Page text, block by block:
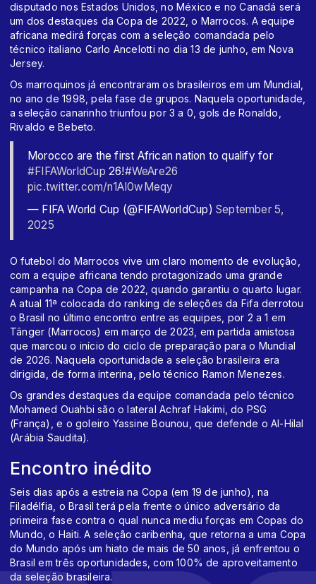
disputado nos Estados Unidos, no México e no Canadá será
um dos destaques da Copa de 2022, o Marrocos. A equipe
africana medirá forças com a seleção comandada pelo
técnico italiano Carlo Ancelotti no dia 13 de junho, em Nova
Jersey.
Os marroquinos já encontraram os brasileiros em um Mundial,
no ano de 1998, pela fase de grupos. Naquela oportunidade,
a seleção canarinho triunfou por 3 a 0, gols de Ronaldo,
Rivaldo e Bebeto.
Morocco are the first African nation to qualify for
#FIFAWorldCup 26!#WeAre26
pic.twitter.com/n1AI0wMeqy
— FIFA World Cup (@FIFAWorldCup) September 5,
2025
O futebol do Marrocos vive um claro momento de evolução,
com a equipe africana tendo protagonizado uma grande
campanha na Copa de 2022, quando garantiu o quarto lugar.
A atual 11ª colocada do ranking de seleções da Fifa derrotou
o Brasil no último encontro entre as equipes, por 2 a 1 em
Tânger (Marrocos) em março de 2023, em partida amistosa
que marcou o início do ciclo de preparação para o Mundial
de 2026. Naquela oportunidade a seleção brasileira era
dirigida, de forma interina, pelo técnico Ramon Menezes.
Os grandes destaques da equipe comandada pelo técnico
Mohamed Ouahbi são o lateral Achraf Hakimi, do PSG
(França), e o goleiro Yassine Bounou, que defende o Al-Hilal
(Arábia Saudita).
Encontro inédito
Seis dias após a estreia na Copa (em 19 de junho), na
Filadélfia, o Brasil terá pela frente o único adversário da
primeira fase contra o qual nunca mediu forças em Copas do
Mundo, o Haiti. A seleção caribenha, que retorna a uma Copa
do Mundo após um hiato de mais de 50 anos, já enfrentou o
Brasil em três oportunidades, com 100% de aproveitamento
da seleção brasileira.